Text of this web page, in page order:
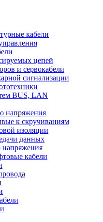
кабели
цепей
и сервокабели
сигнализации
BUS, LAN
напряжения
к скручиваниям
изоляции
данных
напряжения
кабели